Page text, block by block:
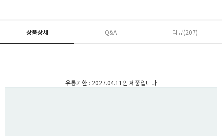
상품상세 Q&A 리뷰(207)
유통기한 : 2027.04.11인 제품입니다